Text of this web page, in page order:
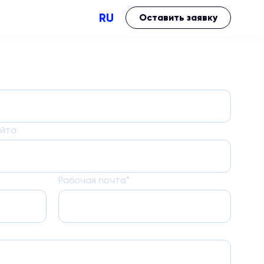
Performance Brand impact
RU Оставить заявку
Рабочая почта*